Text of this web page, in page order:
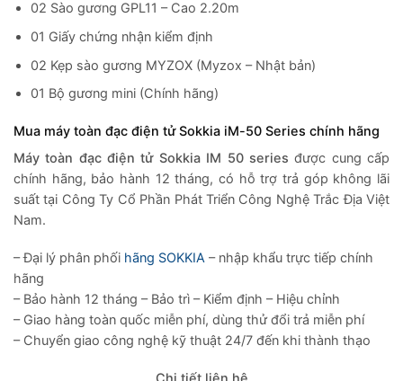
02 Sào gương GPL11 – Cao 2.20m
01 Giấy chứng nhận kiểm định
02 Kẹp sào gương MYZOX (Myzox – Nhật bản)
01 Bộ gương mini (Chính hãng)
Mua máy toàn đạc điện tử Sokkia iM-50 Series chính hãng
Máy toàn đạc điện tử Sokkia IM 50 series được cung cấp
chính hãng, bảo hành 12 tháng, có hỗ trợ trả góp không lãi
suất tại Công Ty Cổ Phần Phát Triển Công Nghệ Trắc Địa Việt
Nam.
– Đại lý phân phối hãng SOKKIA – nhập khẩu trực tiếp chính
hãng
– Bảo hành 12 tháng – Bảo trì – Kiểm định – Hiệu chỉnh
– Giao hàng toàn quốc miễn phí, dùng thử đổi trả miễn phí
– Chuyển giao công nghệ kỹ thuật 24/7 đến khi thành thạo